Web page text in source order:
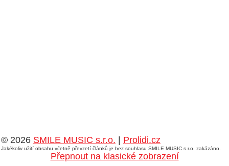
© 2026 SMILE MUSIC s.r.o. | Prolidi.cz
Jakékoliv užití obsahu včetně převzetí článků je bez souhlasu SMILE MUSIC s.r.o. zakázáno.
Přepnout na klasické zobrazení